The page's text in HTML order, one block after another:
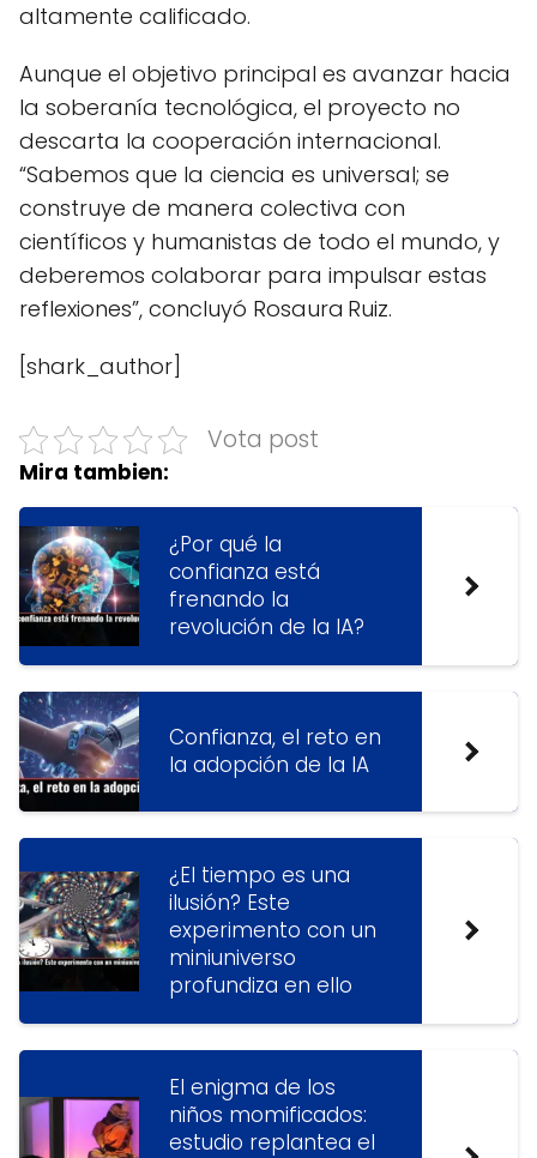
altamente calificado.
Aunque el objetivo principal es avanzar hacia
la soberanía tecnológica, el proyecto no
descarta la cooperación internacional.
“Sabemos que la ciencia es universal; se
construye de manera colectiva con
científicos y humanistas de todo el mundo, y
deberemos colaborar para impulsar estas
reflexiones”, concluyó Rosaura Ruiz.
[shark_author]
Vota post
Mira tambien:
¿Por qué la
confianza está
frenando la
revolución de la IA?
Confianza, el reto en
la adopción de la IA
¿El tiempo es una
ilusión? Este
experimento con un
miniuniverso
profundiza en ello
El enigma de los
niños momificados:
estudio replantea el